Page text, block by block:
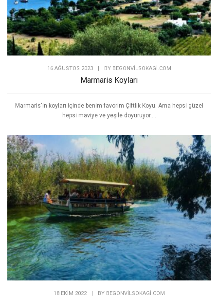
16 AĞUSTOS 2023 BY BEGONVILSOKAGI.COM
Marmaris Koyları
Marmaris'in koyları içinde benim favorim Çiftlik Koyu. Ama hepsi güzel
hepsi maviye ve yeşile doyuruyor....
18 EKIM 2022 | BY BEGONVILSOKAGI.COM